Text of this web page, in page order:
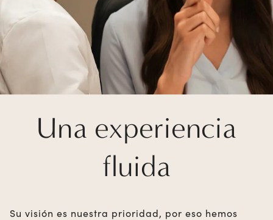
Una experiencia
fluida
Su visión es nuestra prioridad, por eso hemos